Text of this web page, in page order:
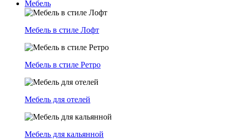
Мебель
Мебель в стиле Лофт
Мебель в стиле Ретро
Мебель для отелей
Мебель для кальянной